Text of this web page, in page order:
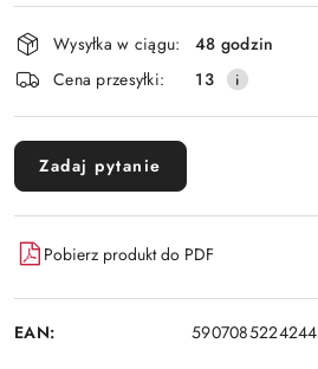
Dostępność
i
dostawa
Wysyłka w ciągu:
48 godzin
Cena przesyłki:
13
Zadaj pytanie
Pobierz produkt do PDF
EAN: 5907085224244